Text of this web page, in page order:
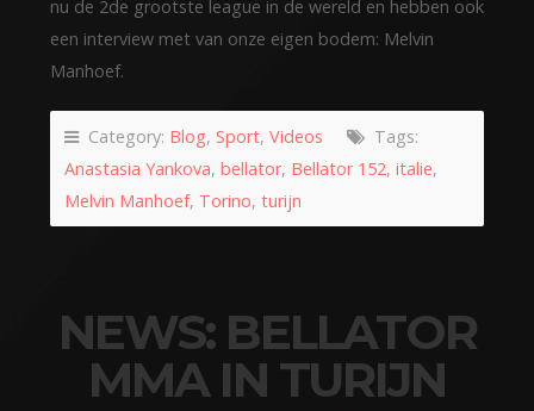
nu de 2de grootste league in de wereld en hebben ook
een interview met van onze eigen bodem: Melvin
Manhoef.
Category: Blog, Sport, Videos
Tags:
Anastasia Yankova, bellator, Bellator 152, italie,
Melvin Manhoef, Torino, turijn
NEWS: BELLATOR
MMA IN TURIJN